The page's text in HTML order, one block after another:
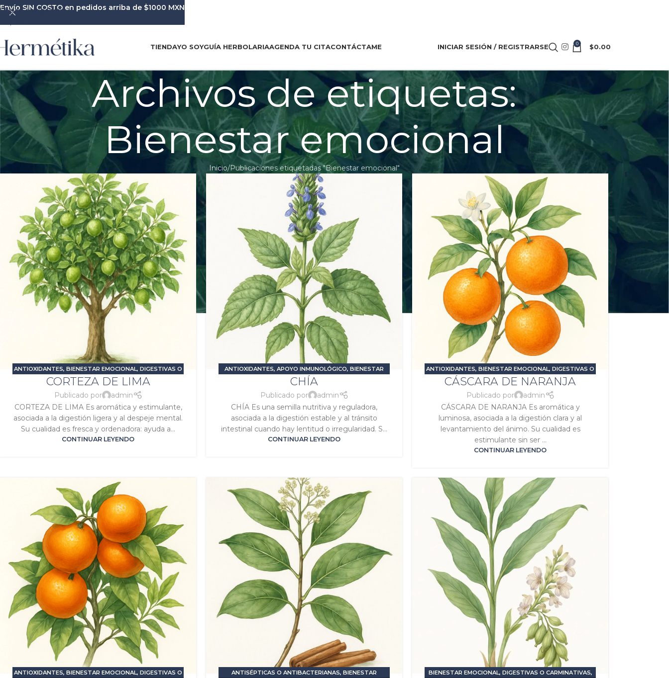
Skip to navigation
TIENDAYO SOYGUÍA HERBOLARIAAGENDA TU CITACONTÁCTAME INICIAR SESIÓN / REGISTRARSE 0 $0.00
Archivos de etiquetas:
Bienestar emocional
Inicio Publicaciones etiquetadas "Bienestar emocional"
ANTIOXIDANTES, BIENESTAR EMOCIONAL, DIGESTIVAS O
CARMINATIVAS,ESTRÉS Y ANSIEDAD ,PROBLEMAS
SIGNATURA JÚPITER SIGNATURA SOL
CORTEZA DE LIMA
Publicado por
admin
CORTEZA DE LIMA Es aromática y estimulante,
asociada a la digestión ligera y al despeje mental.
Su cualidad es fresca y ordenadora: ayuda a...
CONTINUAR LEYENDO
ANTIOXIDANTES, APOYO INMUNOLÓGICO, BIENESTAR
DESINTOXICANTES
SIGNATURA LUNA, SIGNATURA MERCURIO
CHÍA
Publicado por
admin
CHÍA Es una semilla nutritiva y reguladora,
asociada a la digestión estable y al tránsito
intestinal cuando hay lentitud o irregularidad. S...
CONTINUAR LEYENDO
ANTIOXIDANTES, BIENESTAR EMOCIONAL, DIGESTIVAS O
CARMINATIVAS ESTIMULANTES O ENERGIZANTES
PROBLEMAS DIGESTIVOS
SIGNATURA SOL
CÁSCARA DE NARANJA
Publicado por
admin
CÁSCARA DE NARANJA Es aromática y
luminosa, asociada a la digestión clara y al
levantamiento del ánimo. Su cualidad es
estimulante sin ser ...
CONTINUAR LEYENDO
ANTIOXIDANTES, BIENESTAR EMOCIONAL, DIGESTIVAS O
ANTISÉPTICAS O ANTIBACTERIANAS, BIENESTAR
BIENESTAR EMOCIONAL, DIGESTIVAS O CARMINATIVAS,
Envío SIN COSTO en pedidos arriba de $1000 MXN